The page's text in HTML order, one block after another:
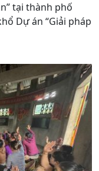
tại thành phố
Dự án “Giải pháp